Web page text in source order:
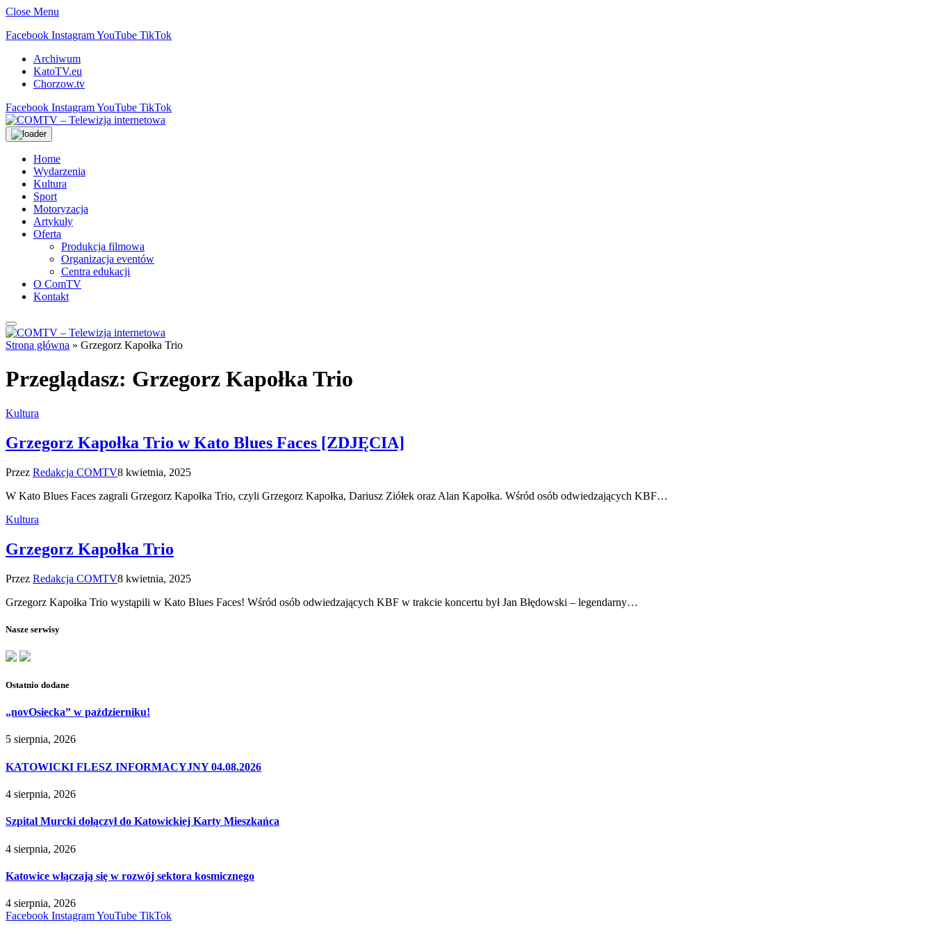
Close Menu
Facebook InstagramYouTube TikTok
Archiwum
KatoTV.eu
Chorzow.tv
Facebook InstagramYouTube TikTok
Home
Wydarzenia
Kultura
Sport
Motoryzacja
Artykuły
Oferta
Produkcja filmowa
Organizacja eventów
Centra edukacji
O ComTV
Kontakt
Strona główna » Grzegorz Kapołka Trio
Przeglądasz: Grzegorz Kapołka Trio
Kultura
Grzegorz Kapołka Trio w Kato Blues Faces [ZDJĘCIA]
Przez Redakcja COMTV8 kwietnia, 2025
W Kato Blues Faces zagrali Grzegorz Kapołka Trio, czyli Grzegorz Kapołka, Dariusz Ziółek oraz Alan Kapołka. Wśród osób odwiedzających KBF…
Kultura
Grzegorz Kapołka Trio
Przez Redakcja COMTV8 kwietnia, 2025
Grzegorz Kapołka Trio wystąpili w Kato Blues Faces! Wśród osób odwiedzających KBF w trakcie koncertu był Jan Błędowski – legendarny…
Nasze serwisy
Ostatnio dodane
„novOsiecka” w październiku!
5 sierpnia, 2026
KATOWICKI FLESZ INFORMACYJNY 04.08.2026
4 sierpnia, 2026
Szpital Murcki dołączył do Katowickiej Karty Mieszkańca
4 sierpnia, 2026
Katowice włączają się w rozwój sektora kosmicznego
4 sierpnia, 2026
Facebook InstagramYouTube TikTok